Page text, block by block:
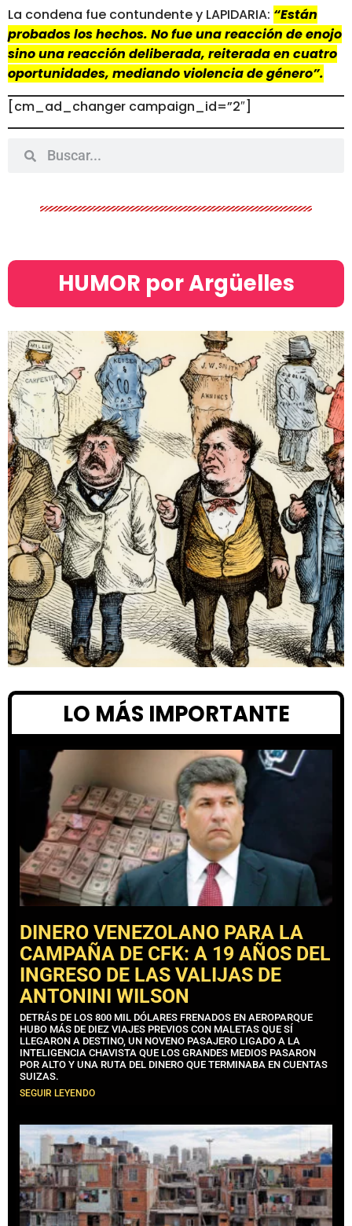
La condena fue contundente y LAPIDARIA: “Están
probados los hechos. No fue una reacción de enojo
sino una reacción deliberada, reiterada en cuatro
oportunidades, mediando violencia de género”.
[cm_ad_changer campaign_id=”2″]
HUMOR por Argüelles​
LO MÁS IMPORTANTE
DINERO VENEZOLANO PARA LA
CAMPAÑA DE CFK: A 19 AÑOS DEL
INGRESO DE LAS VALIJAS DE
ANTONINI WILSON
DETRÁS DE LOS 800 MIL DÓLARES FRENADOS EN AEROPARQUE
HUBO MÁS DE DIEZ VIAJES PREVIOS CON MALETAS QUE SÍ
LLEGARON A DESTINO, UN NOVENO PASAJERO LIGADO A LA
INTELIGENCIA CHAVISTA QUE LOS GRANDES MEDIOS PASARON
POR ALTO Y UNA RUTA DEL DINERO QUE TERMINABA EN CUENTAS
SUIZAS.
SEGUIR LEYENDO